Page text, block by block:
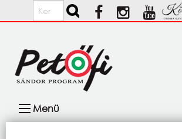
Ugrás a tartalomra
Keresés
navigáció
Menü